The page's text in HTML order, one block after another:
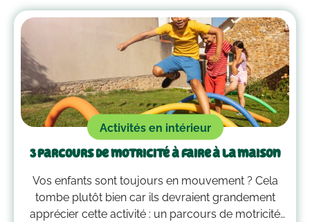
vous guider dans la gestion des émotions de vos
enfants !
Activités en intérieur
3 parcours de motricité à faire à la maison
Vos enfants sont toujours en mouvement ? Cela
tombe plutôt bien car ils devraient grandement
apprécier cette activité : un parcours de motricité